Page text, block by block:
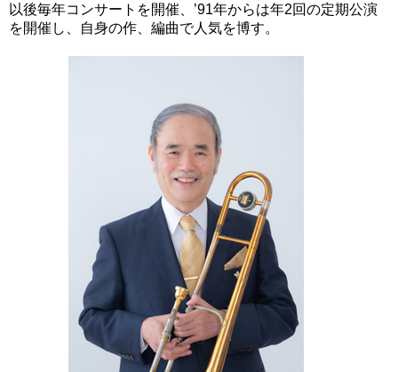
以後毎年コンサートを開催、’91年からは年2回の定期公演
を開催し、自身の作、編曲で人気を博す。